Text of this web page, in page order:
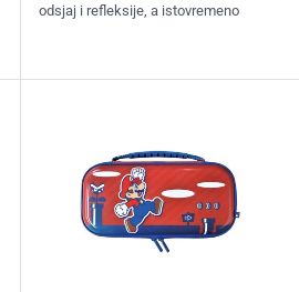
odsjaj i refleksije, a istovremeno